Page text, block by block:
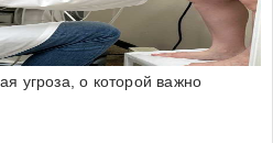
угроза, о которой важно